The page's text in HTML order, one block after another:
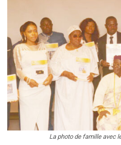
La photo de famille avec